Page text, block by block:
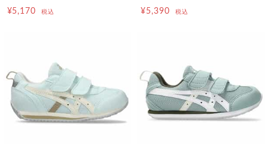
¥5,170 税込 ¥5,390 税込